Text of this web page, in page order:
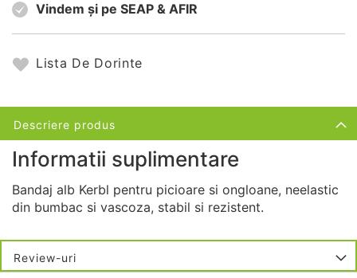
Vindem și pe SEAP & AFIR
Lista De Dorinte
Descriere produs
Informatii suplimentare
Bandaj alb Kerbl pentru picioare si ongloane, neelastic
din bumbac si vascoza, stabil si rezistent.
Review-uri